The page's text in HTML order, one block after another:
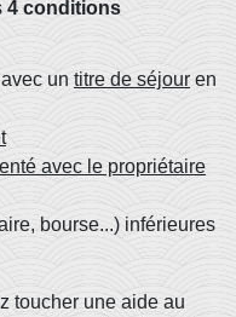
4 conditions
un titre de séjour en
avec le propriétaire
bourse...) inférieures
toucher une aide au